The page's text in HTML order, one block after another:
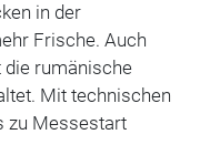
in der
Frische. Auch
die rumänische
Mit technischen
zu Messestart